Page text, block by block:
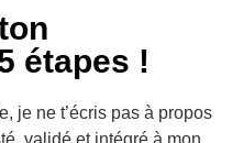
étapes !
je ne t’écris pas à propos